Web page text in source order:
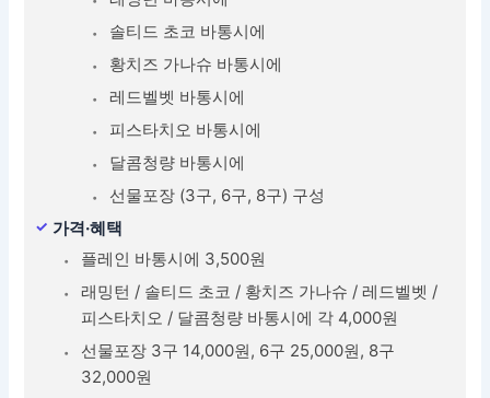
솔티드 초코 바통시에
황치즈 가나슈 바통시에
레드벨벳 바통시에
피스타치오 바통시에
달콤청량 바통시에
선물포장 (3구, 6구, 8구) 구성
가격·혜택
플레인 바통시에 3,500원
래밍턴 / 솔티드 초코 / 황치즈 가나슈 / 레드벨벳 /
피스타치오 / 달콤청량 바통시에 각 4,000원
선물포장 3구 14,000원, 6구 25,000원, 8구
32,000원